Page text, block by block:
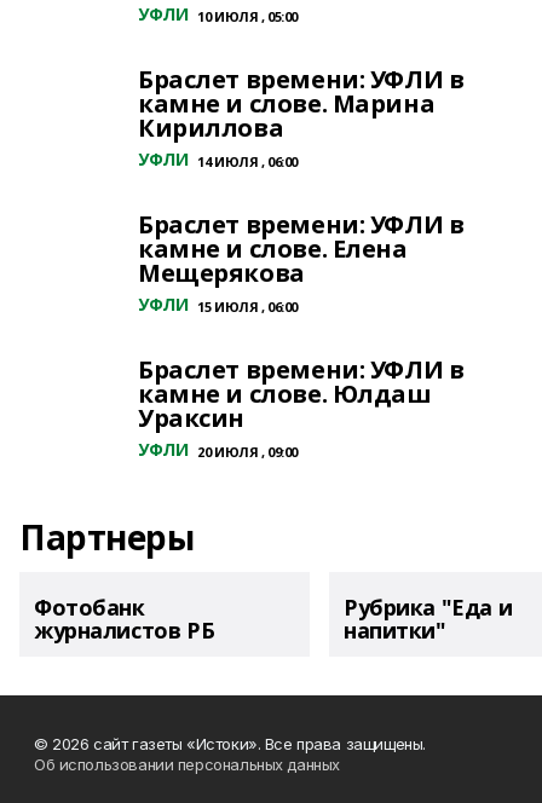
УФЛИ 10 ИЮЛЯ , 05:00
Браслет времени: УФЛИ в
камне и слове. Марина
Кириллова
УФЛИ 14 ИЮЛЯ , 06:00
Браслет времени: УФЛИ в
камне и слове. Елена
Мещерякова
УФЛИ 15 ИЮЛЯ , 06:00
Браслет времени: УФЛИ в
камне и слове. Юлдаш
Ураксин
УФЛИ 20 ИЮЛЯ , 09:00
Партнеры
Фотобанк
журналистов РБ
Рубрика "Еда и
напитки"
© 2026 сайт газеты «Истоки». Все права защищены.
Об использовании персональных данных